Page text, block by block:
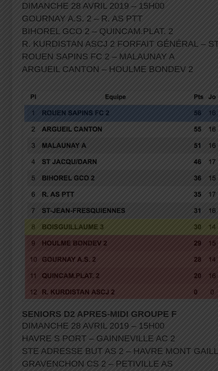
DIMANCHE 28 AVRIL 2019 – 15H00
GOURNAY A.S. 2 – R. AS PTT
BIHOREL GCO 2 – QUINCAM.PLAT. 2
R. KURDISTAN ASCJ 2 FORFAIT GÉNÉRAL –
ROUEN SAPINS FC 2 – MALAUNAY A
ARGUEIL CANTON – HOULME BONDEV 2
SENIORS D2 APRES-MIDI GROUPE F
DIMANCHE 28 AVRIL 2019 – 15H00
HAVRE S PORT – GAINNEVILLE AC 2
STE ADRESSE BUT AS 2 – HAVRE MONT
GRAVENCHON CS 2 – PETIVILLE AS